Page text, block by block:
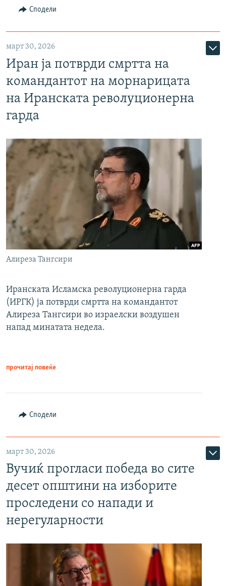
Сподели
март 30, 2026
Иран ја потврди смртта на
командантот на морнарицата
на Иранската револуционерна
гарда
Алиреза Тангсири
Иранската Исламска револуционерна гарда
(ИРГК) ја потврди смртта на командантот
Алиреза Тангсири во израелски воздушен
напад минатата недела.
прочитај повеќе
Сподели
март 30, 2026
Вучиќ прогласи победа во сите
десет општини на изборите
проследени со напади и
нерегуларности